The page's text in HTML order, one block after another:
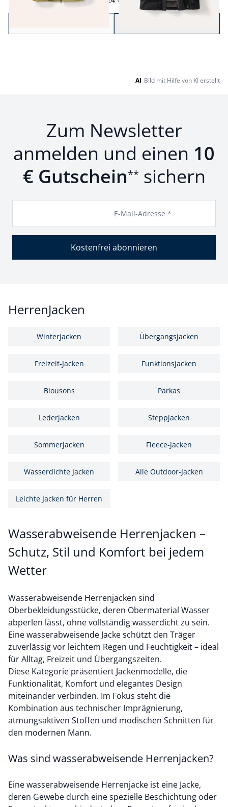
AI Bild mit Hilfe von KI erstellt
Zum Newsletter
anmelden und einen 10
€ Gutschein** sichern
E-Mail-Adresse *
Kostenfrei abonnieren
HerrenJacken
Winterjacken Übergangsjacken
Freizeit-Jacken Funktionsjacken
Blousons Parkas
Lederjacken Steppjacken
Sommerjacken Fleece-Jacken
Wasserdichte Jacken Alle Outdoor-Jacken
Leichte Jacken für Herren
Wasserabweisende Herrenjacken –
Schutz, Stil und Komfort bei jedem
Wetter
Wasserabweisende Herrenjacken sind
Oberbekleidungsstücke, deren Obermaterial Wasser
abperlen lässt, ohne vollständig wasserdicht zu sein.
Eine wasserabweisende Jacke schützt den Träger
zuverlässig vor leichtem Regen und Feuchtigkeit – ideal
für Alltag, Freizeit und Übergangszeiten.
Diese Kategorie präsentiert Jackenmodelle, die
Funktionalität, Komfort und elegantes Design
miteinander verbinden. Im Fokus steht die
Kombination aus technischer Imprägnierung,
atmungsaktiven Stoffen und modischen Schnitten für
den modernen Mann.
Was sind wasserabweisende Herrenjacken?
Eine wasserabweisende Herrenjacke ist eine Jacke,
deren Gewebe durch eine spezielle Beschichtung oder